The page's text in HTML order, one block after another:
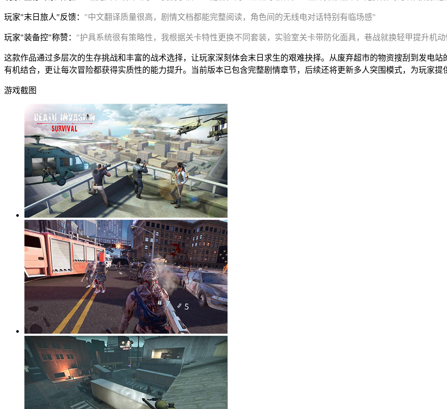
玩家"末日旅人"反馈： "中文翻译质量很高，剧情文档都能完整阅读，角色间的无线电对话特别有临场感"
玩家"装备控"称赞： "护具系统很有策略性，我根据关卡特性更换不同套装，实验室关卡带防化面具，巷战就换轻甲提升机
这款作品通过多层次的生存挑战和丰富的战术选择，让玩家深刻体会末日求生的艰难抉择。从废弃超市的物资搜刮到发电
有机结合，更让每次冒险都获得实质性的能力提升。当前版本已包含完整剧情章节，后续还将更新多人突围模式，为玩家提
游戏截图